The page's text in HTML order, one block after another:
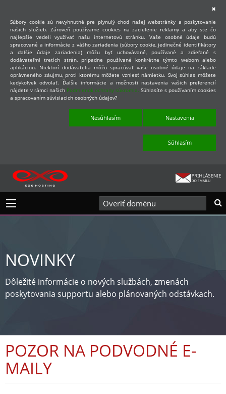
Súbory cookie sú nevyhnutné pre plynulý chod našej webstránky a poskytovanie
našich služieb. Zároveň používame cookies na zacielenie reklamy a aby ste čo
najlepšie vedeli využívať našu internetovú stránku. Vaše osobné údaje budú
spracované a informácie z vášho zariadenia (súbory cookie, jedinečné identifikátory
a ďalšie údaje zariadenia) môžu byť uchovávané, používané a zdieľané s
dodávateľmi tretích strán, prípadne používané konkrétne týmto webom alebo
aplikáciou. Niektorí dodávatelia môžu spracúvať vaše osobné údaje na základe
oprávneného záujmu, proti ktorému môžete vzniesť námietku. Svoj súhlas môžete
kedykoľvek odvolať. Ďalšie informácie a možnosti nastavenia vašich preferencií
nájdete v rámci našich Podmienok ochrany súkromia. Súhlasíte s používaním cookies
a spracovaním súvisiacich osobných údajov?
Nesúhlasím Nastavenia
Súhlasím
NOVINKY
Dôležité informácie o nových službách, zmenách
poskytovania supportu alebo plánovaných odstávkach.
POZOR NA PODVODNÉ E-
MAILY